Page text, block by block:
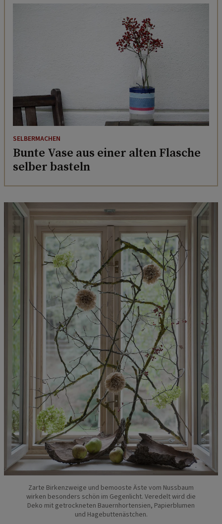
SELBERMACHEN
Bunte Vase aus einer alten Flasche
selber basteln
Zarte Birkenzweige und bemooste Äste vom Nussbaum
wirken besonders schön im Gegenlicht. Veredelt wird die
Deko mit getrockneten Bauernhortensien, Papierblumen
und Hagebuttenästchen.